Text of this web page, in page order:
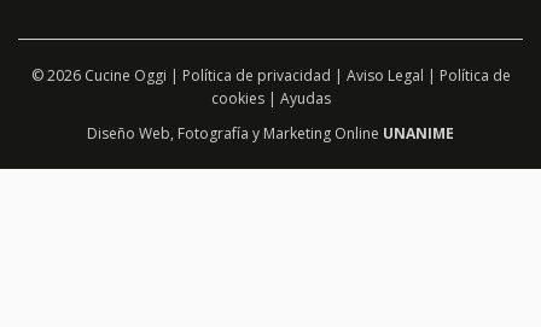
© 2026 Cucine Oggi | Política de privacidad | Aviso Legal | Política de
cookies| Ayudas
Diseño Web, Fotografía y Marketing Online UNANIME